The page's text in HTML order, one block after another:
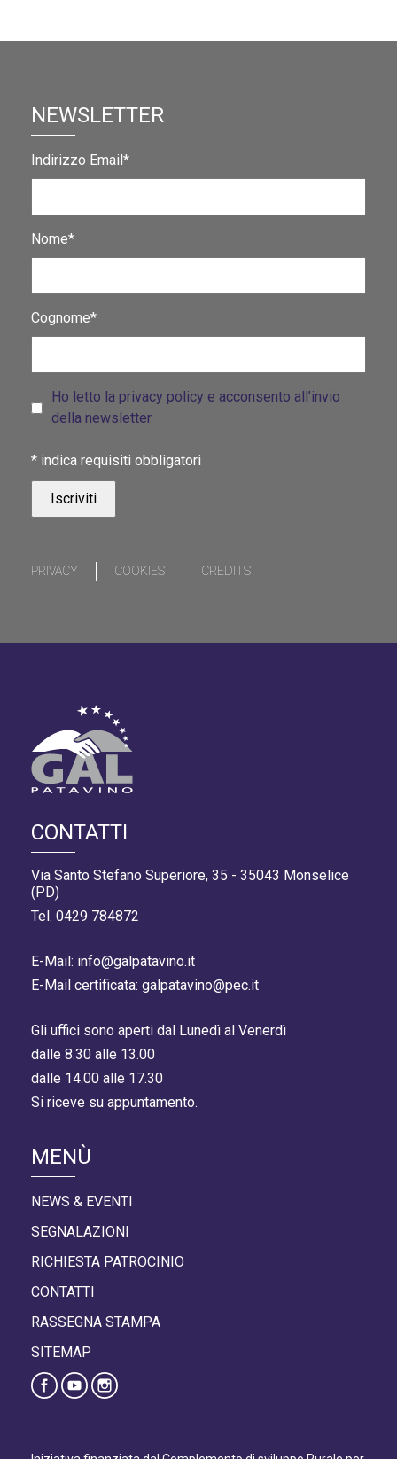
CONTATTI
Via Santo Stefano Superiore, 35 - 35043 Monselice
(PD)
Tel. 0429 784872
E-Mail: info@galpatavino.it
E-Mail certificata: galpatavino@pec.it
Gli uffici sono aperti dal Lunedì al Venerdì
dalle 8.30 alle 13.00
dalle 14.00 alle 17.30
Si riceve su appuntamento.
MENÙ
NEWS & EVENTI
SEGNALAZIONI
RICHIESTA PATROCINIO
CONTATTI
RASSEGNA STAMPA
SITEMAP
NEWSLETTER
Indirizzo Email*
Nome*
Cognome*
Ho letto la privacy policy e acconsento all’invio
della newsletter.
* indica requisiti obbligatori
PRIVACY COOKIES CREDITS